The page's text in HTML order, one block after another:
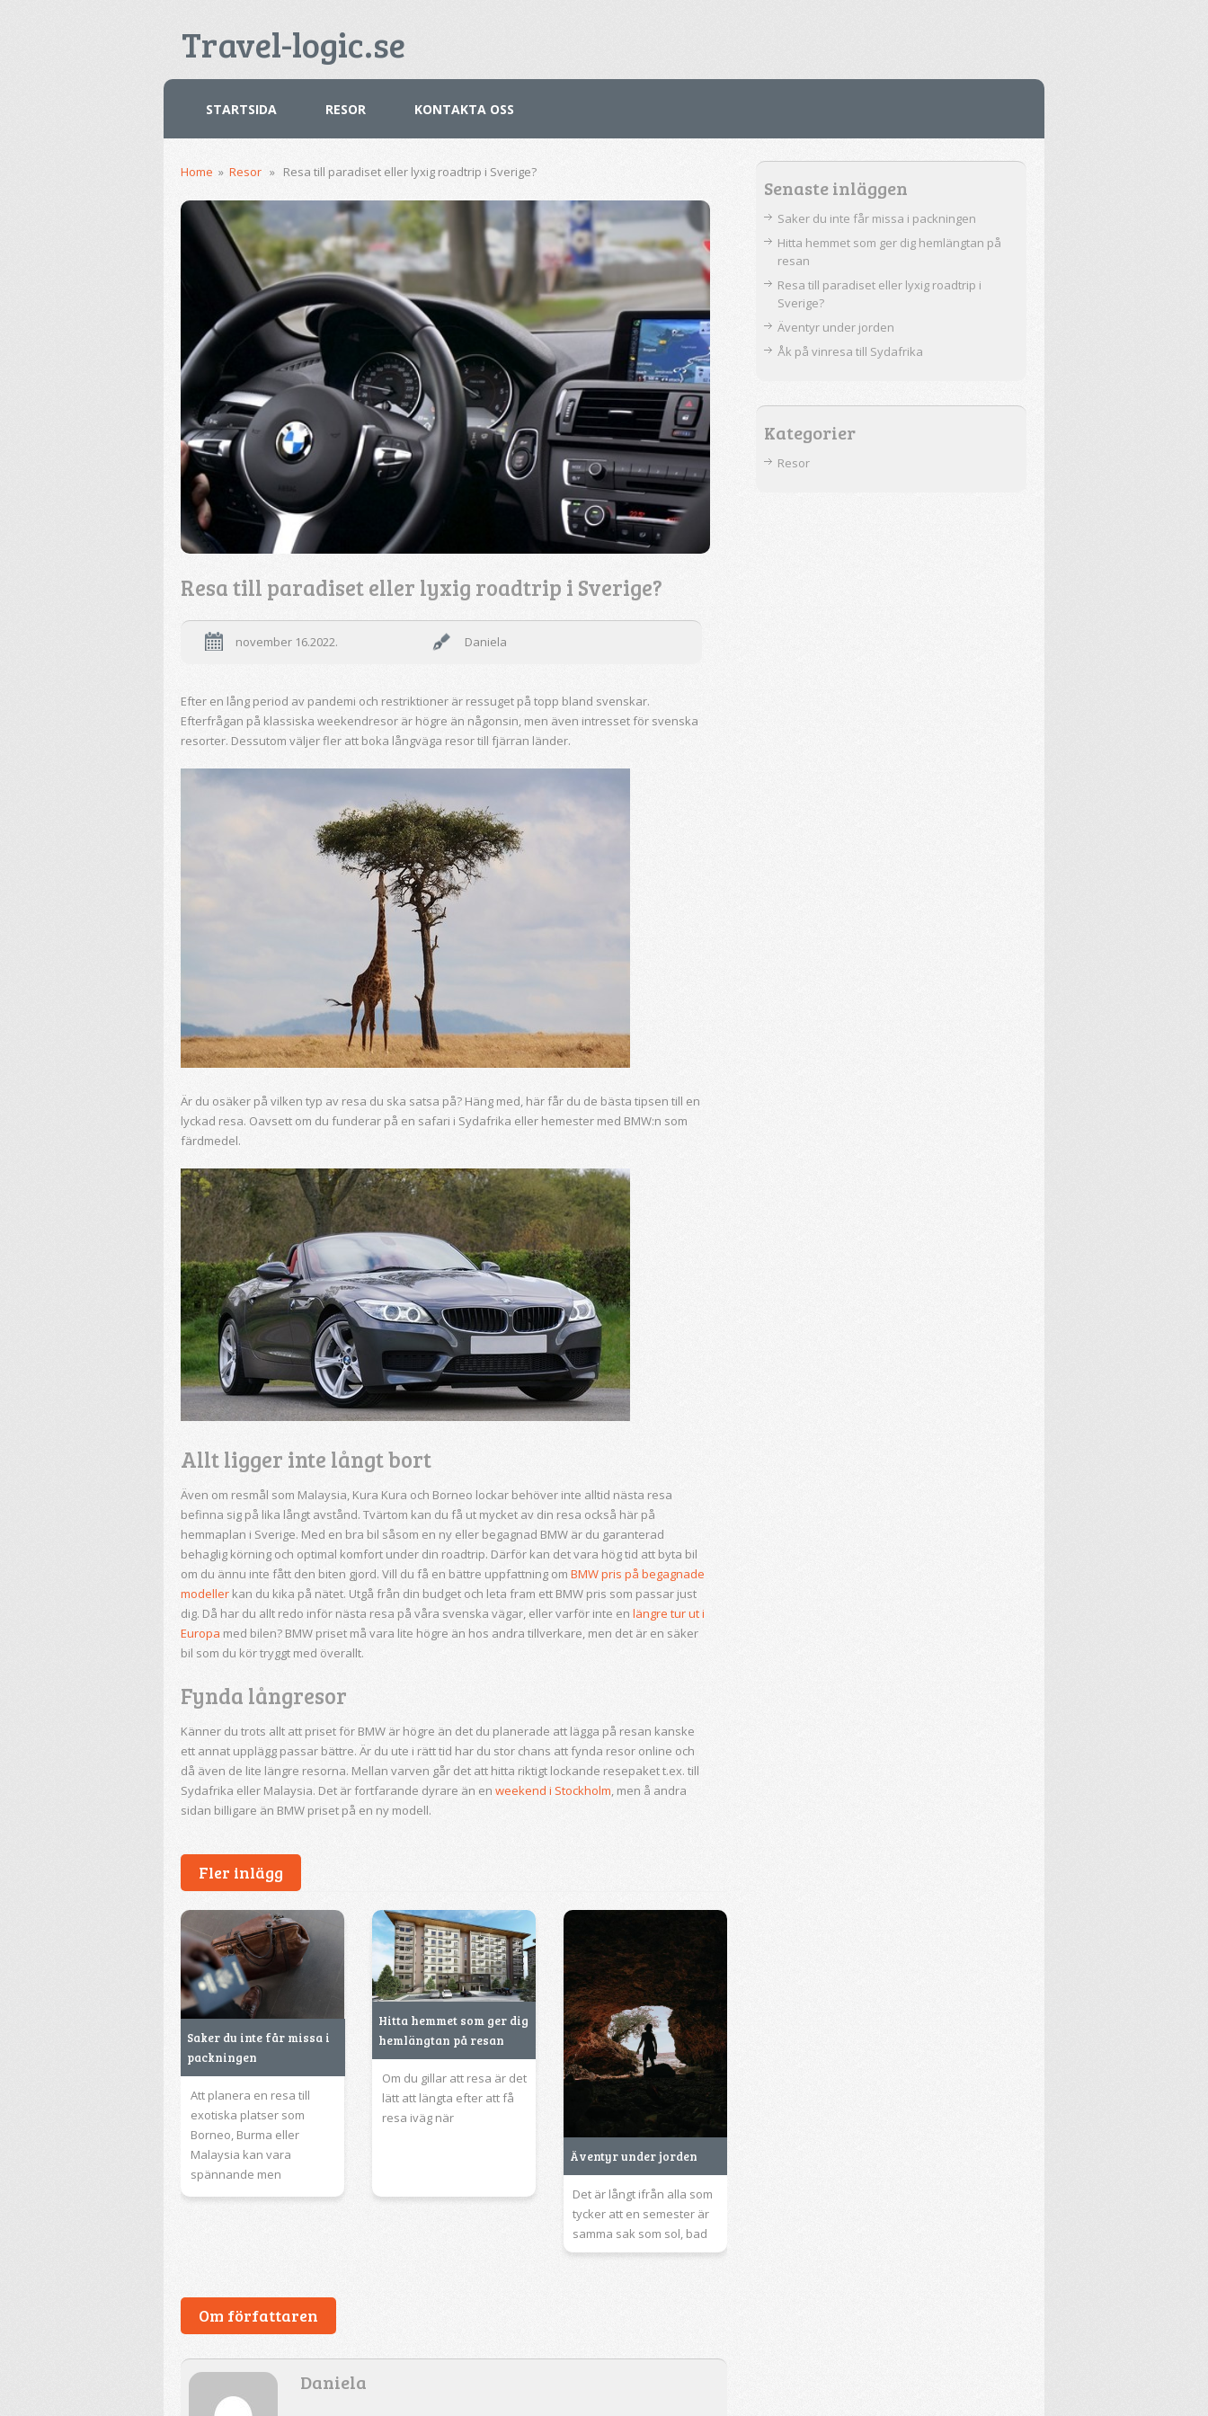
Travel-logic.se
STARTSIDA RESOR KONTAKTA OSS
Home » Resor» Resa till paradiset eller lyxig roadtrip i Sverige?
Resa till paradiset eller lyxig roadtrip i Sverige?
november 16.2022. Daniela
Efter en lång period av pandemi och restriktioner är ressuget på topp bland svenskar.
Efterfrågan på klassiska weekendresor är högre än någonsin, men även intresset för svenska
resorter. Dessutom väljer fler att boka långväga resor till fjärran länder.
Är du osäker på vilken typ av resa du ska satsa på? Häng med, här får du de bästa tipsen till en
lyckad resa. Oavsett om du funderar på en safari i Sydafrika eller hemester med BMW:n som
färdmedel.
Allt ligger inte långt bort
Även om resmål som Malaysia, Kura Kura och Borneo lockar behöver inte alltid nästa resa
befinna sig på lika långt avstånd. Tvärtom kan du få ut mycket av din resa också här på
hemmaplan i Sverige. Med en bra bil såsom en ny eller begagnad BMW är du garanterad
behaglig körning och optimal komfort under din roadtrip. Därför kan det vara hög tid att byta bil
om du ännu inte fått den biten gjord. Vill du få en bättre uppfattning om BMW pris på begagnade
modellerkan du kika på nätet. Utgå från din budget och leta fram ett BMW pris som passar just
dig. Då har du allt redo inför nästa resa på våra svenska vägar, eller varför inte en längre tur ut i
Europa med bilen? BMW priset må vara lite högre än hos andra tillverkare, men det är en säker
bil som du kör tryggt med överallt.
Fynda långresor
Känner du trots allt att priset för BMW är högre än det du planerade att lägga på resan kanske
ett annat upplägg passar bättre. Är du ute i rätt tid har du stor chans att fynda resor online och
då även de lite längre resorna. Mellan varven går det att hitta riktigt lockande resepaket t.ex. till
Sydafrika eller Malaysia. Det är fortfarande dyrare än en weekend i Stockholm , men å andra
sidan billigare än BMW priset på en ny modell.
Fler inlägg
Saker du inte får missa i
packningen
Att planera en resa till
exotiska platser som
Borneo, Burma eller
Malaysia kan vara
spännande men
Hitta hemmet som ger dig
hemlängtan på resan
Om du gillar att resa är det
lätt att längta efter att få
resa iväg när
Äventyr under jorden
Det är långt ifrån alla som
tycker att en semester är
samma sak som sol, bad
Om författaren
Daniela
Senaste inläggen
Saker du inte får missa i packningen
Hitta hemmet som ger dig hemlängtan på
resan
Resa till paradiset eller lyxig roadtrip i
Sverige?
Äventyr under jorden
Åk på vinresa till Sydafrika
Kategorier
Resor